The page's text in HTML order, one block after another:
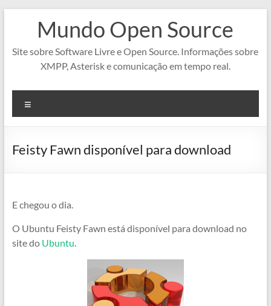
conteúdo
Mundo Open Source
Site sobre Software Livre e Open Source. Informações sobre
XMPP, Asterisk e comunicação em tempo real.
Feisty Fawn disponível para download
E chegou o dia.
O Ubuntu Feisty Fawn está disponível para download no
site do Ubuntu.